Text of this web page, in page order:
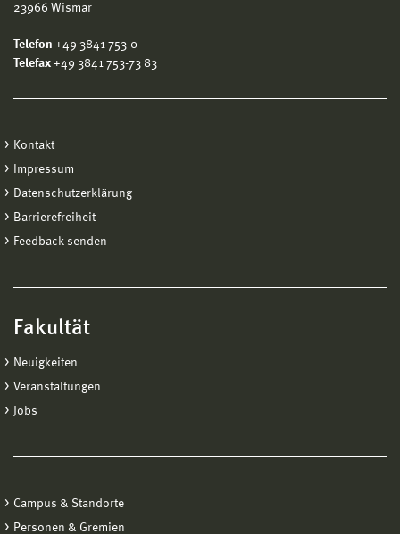
23966 Wismar
Telefon +49 3841 753-0
Telefax +49 3841 753-73 83
Kontakt
Impressum
Datenschutzerklärung
Barrierefreiheit
Feedback senden
Fakultät
Neuigkeiten
Veranstaltungen
Jobs
Campus & Standorte
Personen & Gremien